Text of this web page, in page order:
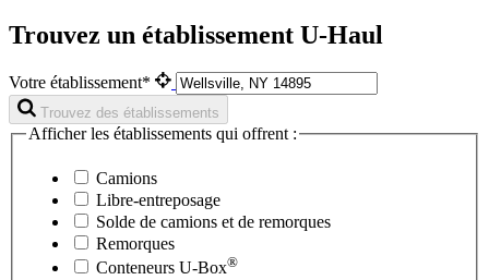
Trouvez un établissement U-Haul
Votre établissement*
Trouvez des établissements
Afficher les établissements qui offrent :
Camions
Libre-entreposage
Solde de camions et de remorques
Remorques
Conteneurs U-Box®